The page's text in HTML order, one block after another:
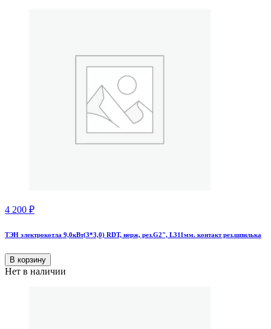
4 200 ₽
ТЭН электрокотла 9,0кВт(3*3,0) RDT, нерж, рез.G2", L311мм. контакт рез.шпилька
В корзину
Нет в наличии